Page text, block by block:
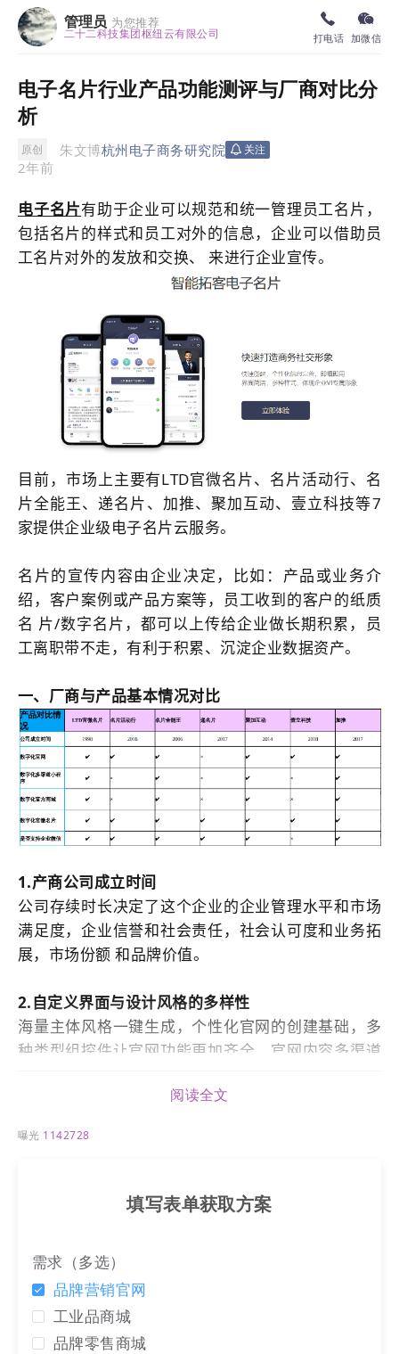
管理员 为您推荐
二十二科技集团枢纽云有限公司 打电话 加微信
电子名片行业产品功能测评与厂商对比分
析
原创 朱文博杭州电子商务研究院 关注
2年前
电子名片有助于企业可以规范和统一管理员工名片，
包括名片的样式和员工对外的信息，企业可以借助员
工名片对外的发放和交换、 来进行企业宣传。
目前，市场上主要有LTD官微名片、名片活动行、名
片全能王、递名片、加推、聚加互动、壹立科技等7
家提供企业级电子名片云服务。
名片的宣传内容由企业决定，比如：产品或业务介
绍，客户案例或产品方案等，员工收到的客户的纸质
名 片/数字名片，都可以上传给企业做长期积累，员
工离职带不走，有利于积累、沉淀企业数据资产。
一、厂商与产品基本情况对比
1.产商公司成立时间
公司存续时长决定了这个企业的企业管理水平和市场
满足度，企业信誉和社会责任，社会认可度和业务拓
展，市场份额 和品牌价值。
2.自定义界面与设计风格的多样性
海量主体风格一键生成，个性化官网的创建基础，多
种类型组控件让官网功能更加齐全。官网内容多渠道
展厅技术，互动工具实时把控，加速客户沉淀。提供
形成线索。
3.多平台应用场景的支持
享受各社交平台环境下小程序几大专属入口。 获客手
群互联互通， 流量变现途径更多。产品体验更流畅，
转化效果更好，发布小程序后，享受平台带来的流量
倾斜。自建微信小程序或官网可开通直播功能，
站的商城小程序新增加直播插件的选项。
阅读全文
曝光 1142728
填写表单获取方案
需求（多选）
品牌营销官网
工业品商城
品牌零售商城